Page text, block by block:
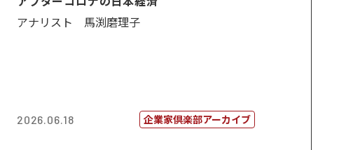
アナリスト 馬渕磨理子
2026.06.18 企業家倶楽部アーカイブ